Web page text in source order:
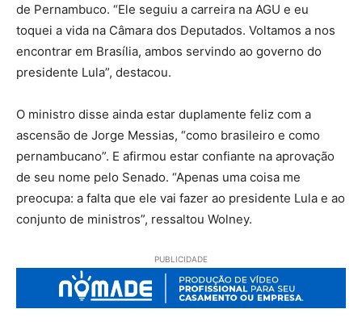
de Pernambuco. “Ele seguiu a carreira na AGU e eu
toquei a vida na Câmara dos Deputados. Voltamos a nos
encontrar em Brasília, ambos servindo ao governo do
presidente Lula”, destacou.
O ministro disse ainda estar duplamente feliz com a
ascensão de Jorge Messias, “como brasileiro e como
pernambucano”. E afirmou estar confiante na aprovação
de seu nome pelo Senado. “Apenas uma coisa me
preocupa: a falta que ele vai fazer ao presidente Lula e ao
conjunto de ministros”, ressaltou Wolney.
PUBLICIDADE